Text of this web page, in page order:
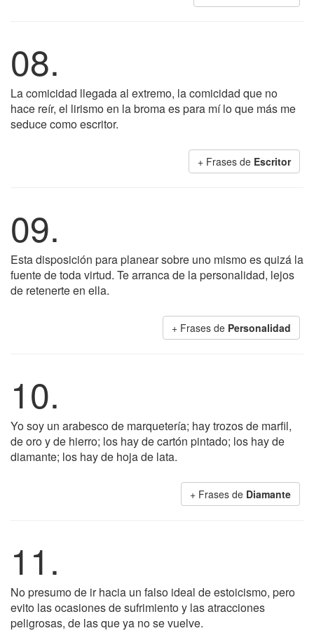
08.
La comicidad llegada al extremo, la comicidad que no
hace reír, el lirismo en la broma es para mí lo que más me
seduce como escritor.
+ Frases de Escritor
09.
Esta disposición para planear sobre uno mismo es quizá la
fuente de toda virtud. Te arranca de la personalidad, lejos
de retenerte en ella.
+ Frases de Personalidad
10.
Yo soy un arabesco de marquetería; hay trozos de marfil,
de oro y de hierro; los hay de cartón pintado; los hay de
diamante; los hay de hoja de lata.
+ Frases de Diamante
11.
No presumo de ir hacia un falso ideal de estoicismo, pero
evito las ocasiones de sufrimiento y las atracciones
peligrosas, de las que ya no se vuelve.